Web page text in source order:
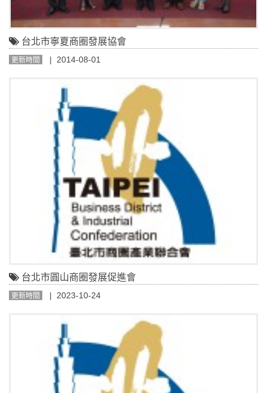
台北市寧夏商圈發展協會
更新時間 | 2014-08-01
台北市圓山商圈發展促進會
更新時間 | 2023-10-24